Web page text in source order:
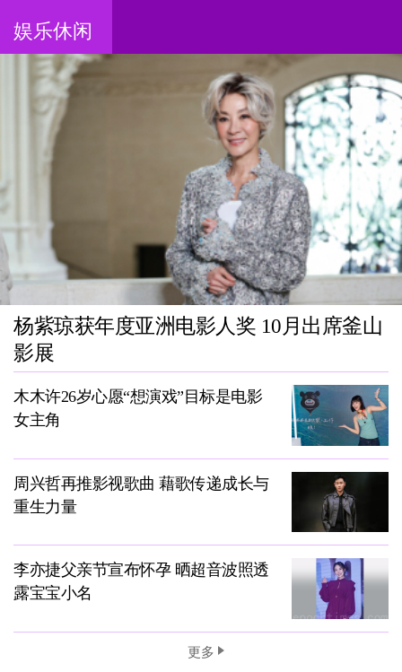
娱乐休闲
杨紫琼获年度亚洲电影人奖 10月出席釜山
影展
木木许26岁心愿“想演戏”目标是电影
女主角
周兴哲再推影视歌曲 藉歌传递成长与
重生力量
李亦捷父亲节宣布怀孕 晒超音波照透
露宝宝小名
更多